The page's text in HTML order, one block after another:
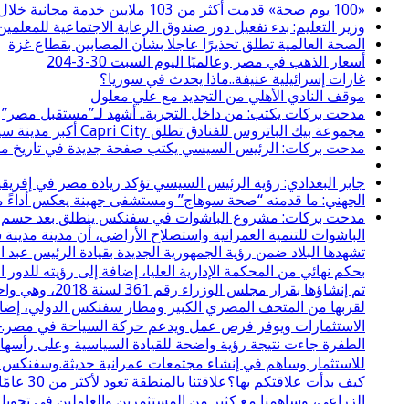
«100 يوم صحة» قدمت أكثر من 103 ملايين خدمة مجانية خلال 65 يوما
وزير التعليم: بدء تفعيل دور صندوق الرعاية الاجتماعية
الصحة العالمية تطلق تحذيرًا عاجلا بشأن المصابين بقطاع غزة
أسعار الذهب في مصر وعالميًا اليوم السبت 30-3-204
غارات إسرائيلية عنيفة..ماذا يحدث في سوريا؟
موقف النادي الأهلي من التجديد مع علي معلول
مدحت بركات يكتب: من داخل التجربة.. أشهد لـ”مستقبل مصر”
مجموعة بيك الباتروس للفنادق تطلق Capri City أكبر مدينة سياحية متكاملة في سهل حشيش تضم 6 منتجعات و5 آلاف غرفة
مدحت بركات: الرئيس السيسي يكتب صفحة جديدة في تاريخ
جابر البغدادي: رؤية الرئيس السيسي تؤكد ريادة مصر في
الجهني: ما قدمته “صحة سوهاج” ومستشفى جهينة يعكس أداءً
مدحت بركات: مشروع الباشوات في سفنكس ينطلق بعد حسم
الباشوات للتنمية العمرانية واستصلاح الأراضي، أن مدينة
تشهدها البلاد ضمن رؤية الجمهورية الجديدة بقيادة الرئيس
بحكم نهائي من المحكمة الإدارية العليا، إضافة إلى رؤيته
لقربها من المتحف المصري الكبير ومطار سفنكس الدولي،
الاستثمارات ويوفر فرص عمل ويدعم حركة السياحة في
الطفرة جاءت نتيجة رؤية واضحة للقيادة السياسية وعلى
للاستثمار وساهم في إنشاء مجتمعات عمرانية
كيف